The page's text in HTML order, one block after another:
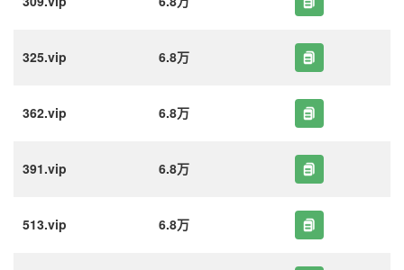
325.vip 6.8万
362.vip 6.8万
391.vip 6.8万
513.vip 6.8万